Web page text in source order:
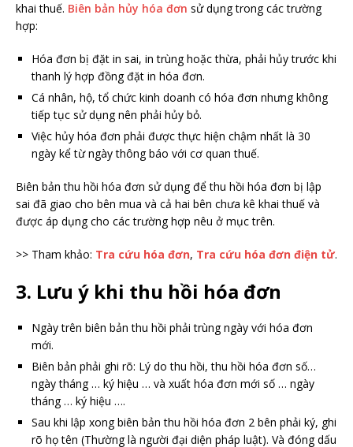
khai thuế. Biên bản hủy hóa đơn sử dụng trong các trường
hợp:
Hóa đơn bị đặt in sai, in trùng hoặc thừa, phải hủy trước khi
thanh lý hợp đồng đặt in hóa đơn.
Cá nhân, hộ, tổ chức kinh doanh có hóa đơn nhưng không
tiếp tục sử dụng nên phải hủy bỏ.
Việc hủy hóa đơn phải được thực hiện chậm nhất là 30
ngày kể từ ngày thông báo với cơ quan thuế.
Biên bản thu hồi hóa đơn sử dụng để thu hồi hóa đơn bị lập
sai đã giao cho bên mua và cả hai bên chưa kê khai thuế và
được áp dụng cho các trường hợp nêu ở mục trên.
>> Tham khảo: Tra cứu hóa đơn, Tra cứu hóa đơn điện tử.
3. Lưu ý khi thu hồi hóa đơn
Ngày trên biên bản thu hồi phải trùng ngày với hóa đơn
mới.
Biên bản phải ghi rõ: Lý do thu hồi, thu hồi hóa đơn số…
ngày tháng … ký hiệu … và xuất hóa đơn mới số … ngày
tháng … ký hiệu ….
Sau khi lập xong biên bản thu hồi hóa đơn 2 bên phải ký, ghi
rõ họ tên (Thường là người đại diện pháp luật). Và đóng dấu